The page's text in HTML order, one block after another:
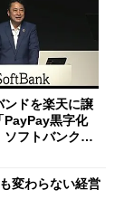
ンドを楽天に譲
PayPay黒字化
フトバンク株
変わらない経営